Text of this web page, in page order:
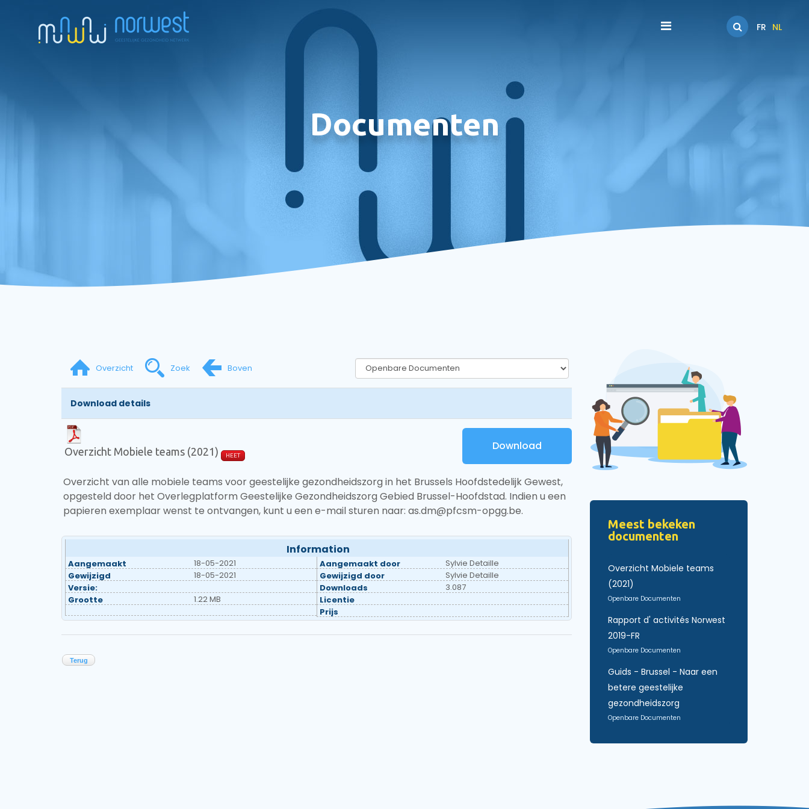
FR NL
Documenten
Overzicht Zoek Boven
Download details
Overzicht Mobiele teams (2021) HEET
Download
Overzicht van alle mobiele teams voor geestelijke gezondheidszorg in het Brussels Hoofdstedelijk Gewest,
opgesteld door het Overlegplatform Geestelijke Gezondheidszorg Gebied Brussel-Hoofdstad. Indien u een
papieren exemplaar wenst te ontvangen, kunt u een e-mail sturen naar: as.dm@pfcsm-opgg.be.
Information
Aangemaakt
18-05-2021
Gewijzigd
18-05-2021
Versie:
Grootte
1.22 MB
Aangemaakt door
Sylvie Detaille
Gewijzigd door
Sylvie Detaille
Downloads
3.087
Licentie
Prijs
Terug
Meest bekeken
documenten
Overzicht Mobiele teams
(2021)
Openbare Documenten
Rapport d' activités Norwest
2019-FR
Openbare Documenten
Guids - Brussel - Naar een
betere geestelijke
gezondheidszorg
Openbare Documenten